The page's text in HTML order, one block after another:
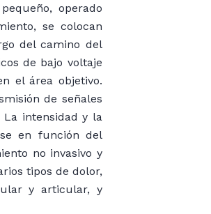
operado
se colocan
del camino del
de bajo voltaje
el área objetivo.
de señales
intensidad y la
en función del
no invasivo y
tipos de dolor,
y articular, y